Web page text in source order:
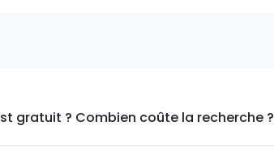
gratuit ? Combien coûte la recherche ?